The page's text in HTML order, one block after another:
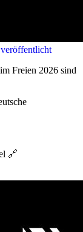
Freien 2026 sind
🔗